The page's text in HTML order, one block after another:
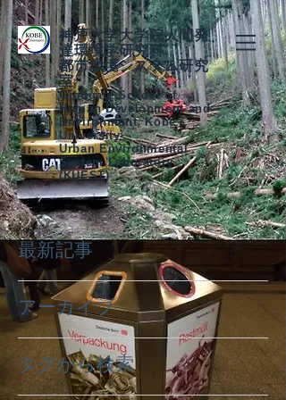
神戸大学大学院人間発
達環境学研究科
都市環境システム研究
室
Graduate School of
Human Development and
Environment, Kobe
University
Urban Environmental
System Laboratory
(KUEST)
最新記事
アーカイブ
タグから検索